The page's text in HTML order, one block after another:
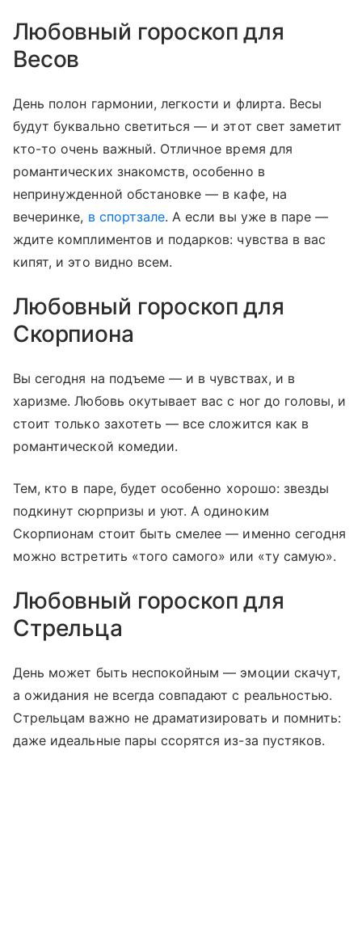
Любовный гороскоп для
Весов
День полон гармонии, легкости и флирта. Весы
будут буквально светиться — и этот свет заметит
кто-то очень важный. Отличное время для
романтических знакомств, особенно в
непринужденной обстановке — в кафе, на
вечеринке, в спортзале. А если вы уже в паре —
ждите комплиментов и подарков: чувства в вас
кипят, и это видно всем.
Любовный гороскоп для
Скорпиона
Вы сегодня на подъеме — и в чувствах, и в
харизме. Любовь окутывает вас с ног до головы, и
стоит только захотеть — все сложится как в
романтической комедии.
Тем, кто в паре, будет особенно хорошо: звезды
подкинут сюрпризы и уют. А одиноким
Скорпионам стоит быть смелее — именно сегодня
можно встретить «того самого» или «ту самую».
Любовный гороскоп для
Стрельца
День может быть неспокойным — эмоции скачут,
а ожидания не всегда совпадают с реальностью.
Стрельцам важно не драматизировать и помнить:
даже идеальные пары ссорятся из-за пустяков.